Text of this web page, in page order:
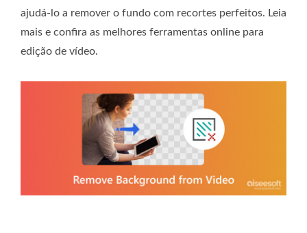
ajudá-lo a remover o fundo com recortes perfeitos. Leia
mais e confira as melhores ferramentas online para
edição de vídeo.